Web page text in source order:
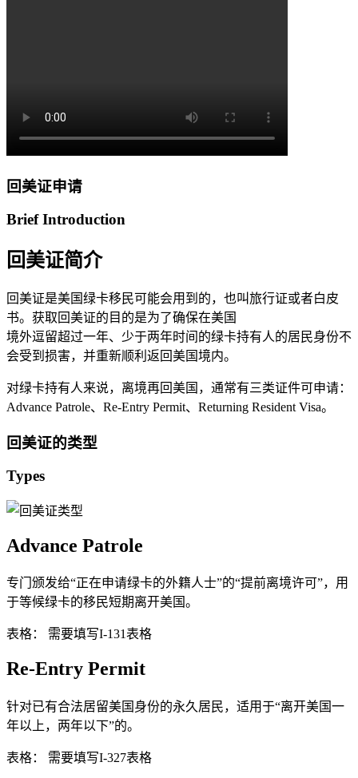
回美证申请
Brief Introduction
回美证简介
回美证是美国绿卡移民可能会用到的，也叫旅行证或者白皮
书。获取回美证的目的是为了确保在美国
境外逗留超过一年、少于两年时间的绿卡持有人的居民身份不
会受到损害，并重新顺利返回美国境内。
对绿卡持有人来说，离境再回美国，通常有三类证件可申请：
Advance Patrole、Re-Entry Permit、Returning Resident Visa。
回美证的类型
Types
Advance Patrole
专门颁发给“正在申请绿卡的外籍人士”的“提前离境许可”，用
于等候绿卡的移民短期离开美国。
表格： 需要填写I-131表格
Re-Entry Permit
针对已有合法居留美国身份的永久居民，适用于“离开美国一
年以上，两年以下”的。
表格： 需要填写I-327表格